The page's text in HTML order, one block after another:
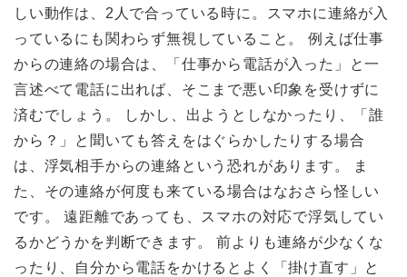
しい動作は、2人で合っている時に。スマホに連絡が入
っているにも関わらず無視していること。 例えば仕事
からの連絡の場合は、「仕事から電話が入った」と一
言述べて電話に出れば、そこまで悪い印象を受けずに
済むでしょう。 しかし、出ようとしなかったり、「誰
から？」と聞いても答えをはぐらかしたりする場合
は、浮気相手からの連絡という恐れがあります。 ま
た、その連絡が何度も来ている場合はなおさら怪しい
です。 遠距離であっても、スマホの対応で浮気してい
るかどうかを判断できます。 前よりも連絡が少なくな
ったり、自分から電話をかけるとよく「掛け直す」と